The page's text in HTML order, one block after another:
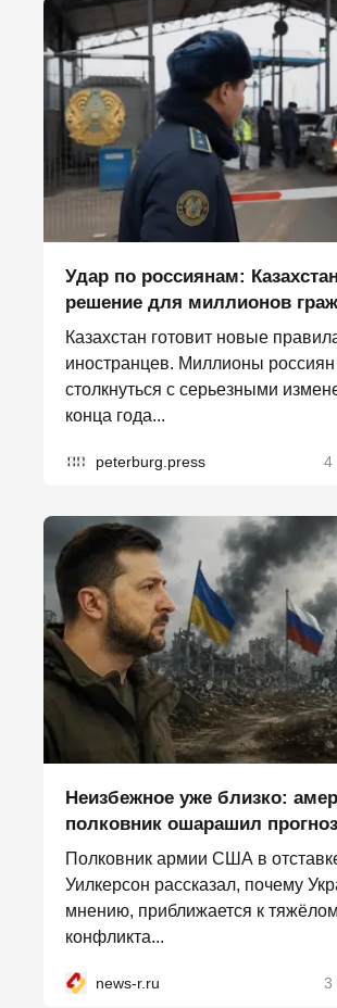
Удар по россиянам:
решение для миллионов
Казахстан готовит новые
иностранцев. Миллионы россиян
столкнуться с серьезными
конца года...
peterburg.press 4
Неизбежное уже близко:
полковник ошарашил
Полковник армии США в
Уилкерсон рассказал, почему
мнению, приближается к
конфликта...
news-r.ru 3